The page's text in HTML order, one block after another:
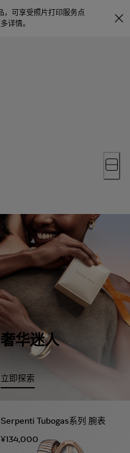
，可享受照片打印服务点
详情。
奢华迷人
立即探索
Serpenti Tubogas系列 腕表
¥134,000